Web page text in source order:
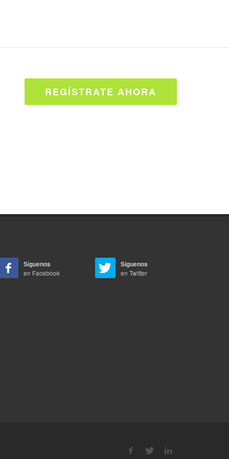
REGÍSTRATE AHORA
Síguenos
en Facebook
Síguenos
en Twitter